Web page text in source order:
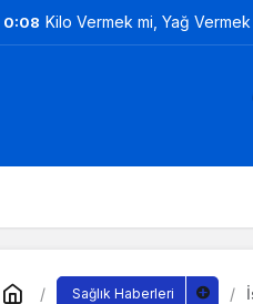
0:08 Kilo Vermek mi, Yağ Vermek
Sağlık Haberleri